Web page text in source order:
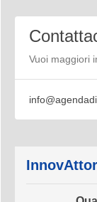
Vuoi maggiori